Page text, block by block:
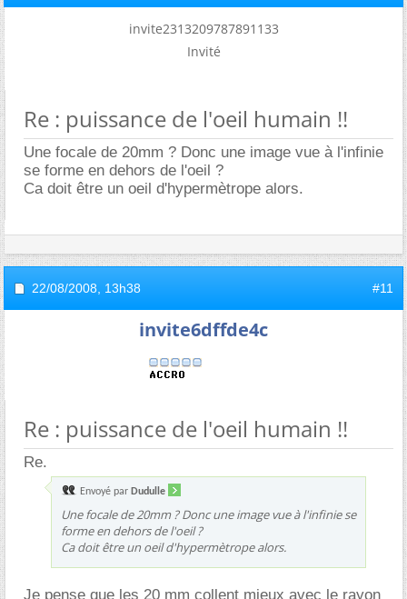
invite2313209787891133
Invité
Re : puissance de l'oeil humain !!
Une focale de 20mm ? Donc une image vue à l'infinie
se forme en dehors de l'oeil ?
Ca doit être un oeil d'hypermètrope alors.
22/08/2008, 13h38 #11
invite6dffde4c
Re : puissance de l'oeil humain !!
Re.
Envoyé par Dudulle
Une focale de 20mm ? Donc une image vue à l'infinie se
forme en dehors de l'oeil ?
Ca doit être un oeil d'hypermètrope alors.
Je pense que les 20 mm collent mieux avec le rayon